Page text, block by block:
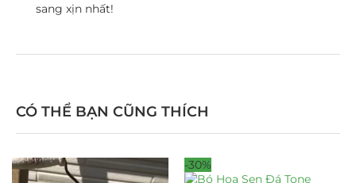
sang xịn nhất!
CÓ THỂ BẠN CŨNG THÍCH
-30%